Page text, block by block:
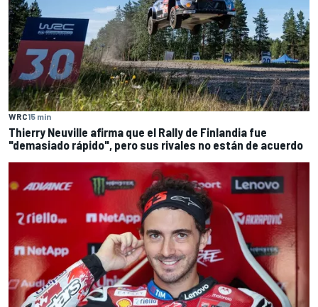
WRC15 min
Thierry Neuville afirma que el Rally de Finlandia fue
"demasiado rápido", pero sus rivales no están de acuerdo